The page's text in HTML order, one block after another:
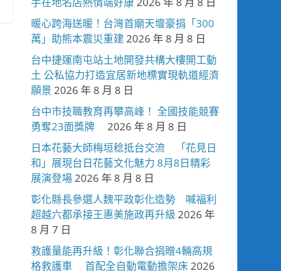
暖心跨海送暖！台灣首廟天壇豪捐「300
萬」助熊本震災重建 2026 年 8 月 8 日
台中捷運南屯站土地開發共構大樓開工動
土 公私協力打造宜居新地標實現軌道經濟
願景 2026 年 8 月 8 日
台中市技職教育再攀高峰！ 全國技能競賽
勇奪23面獎牌
2026 年 8 月 8 日
日本花藝大師梅垣稔抵台交流 「花見日
和」展現台日花藝文化魅力 8月8日精彩
展演登場2026 年 8 月 8 日
彰化縣長參選人魏平政彰化造勢 喊福利
超越六都承接王惠美施政再升級 2026 年
8 月 7 日
救護量能再升級！彰化聯合捐贈4輛高規
格救護車 首配全自動電動擔架床2026